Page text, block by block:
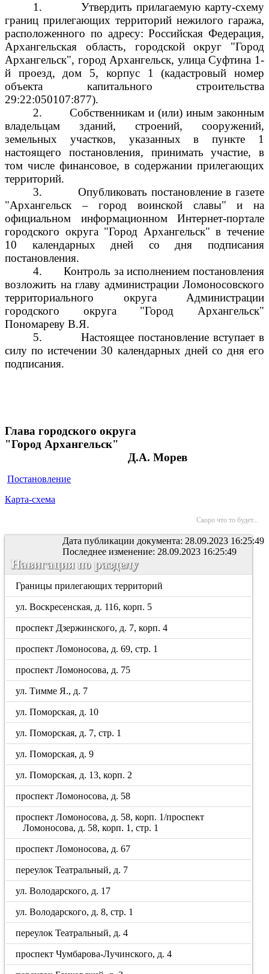
1.
Утвердить прилагаемую карту-схему
границ прилегающих территорий нежилого гаража,
расположенного по адресу: Российская Федерация,
Архангельская область, городской округ "Город
Архангельск", город Архангельск, улица Суфтина 1-
й проезд, дом 5, корпус 1 (кадастровый номер
объекта капитального строительства
29:22:050107:877).
2.
Собственникам и (или) иным законным
владельцам зданий, строений, сооружений,
земельных участков, указанных в пункте 1
настоящего постановления, принимать участие, в
том числе финансовое, в содержании прилегающих
территорий.
3.
Опубликовать постановление в газете
"Архангельск – город воинской славы" и на
официальном информационном Интернет-портале
городского округа "Город Архангельск" в течение
10 календарных дней со дня подписания
постановления.
4.
Контроль за исполнением постановления
возложить на главу администрации Ломоносовского
территориального округа Администрации
городского округа "Город Архангельск"
Пономареву В.Я.
5.
Настоящее постановление вступает в
силу по истечении 30 календарных дней со дня его
подписания.
Глава городского округа
"Город Архангельск"
Д.А. Морев
Постановление
Карта-схема
Скоро что то будет...
Дата публикации документа: 28.09.2023 16:25:49
Последнее изменение: 28.09.2023 16:25:49
Навигация по разделу
Границы прилегающих территорий
ул. Воскресенская, д. 116, корп. 5
проспект Дзержинского, д. 7, корп. 4
проспект Ломоносова, д. 69, стр. 1
проспект Ломоносова, д. 75
ул. Тимме Я., д. 7
ул. Поморская, д. 10
ул. Поморская, д. 7, стр. 1
ул. Поморская, д. 9
ул. Поморская, д. 13, корп. 2
проспект Ломоносова, д. 58
проспект Ломоносова, д. 58, корп. 1/проспект
Ломоносова, д. 58, корп. 1, стр. 1
проспект Ломоносова, д. 67
переулок Театральный, д. 7
ул. Володарского, д. 17
ул. Володарского, д. 8, стр. 1
переулок Театральный, д. 4
проспект Чумбарова-Лучинского, д. 4